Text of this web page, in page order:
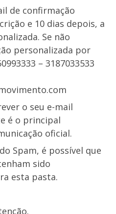
de confirmação
e 10 dias depois, a
Se não
personalizada por
– 3187033533
o seu e-mail
é o principal
oficial.
Spam, é possível que
sido
esta pasta.